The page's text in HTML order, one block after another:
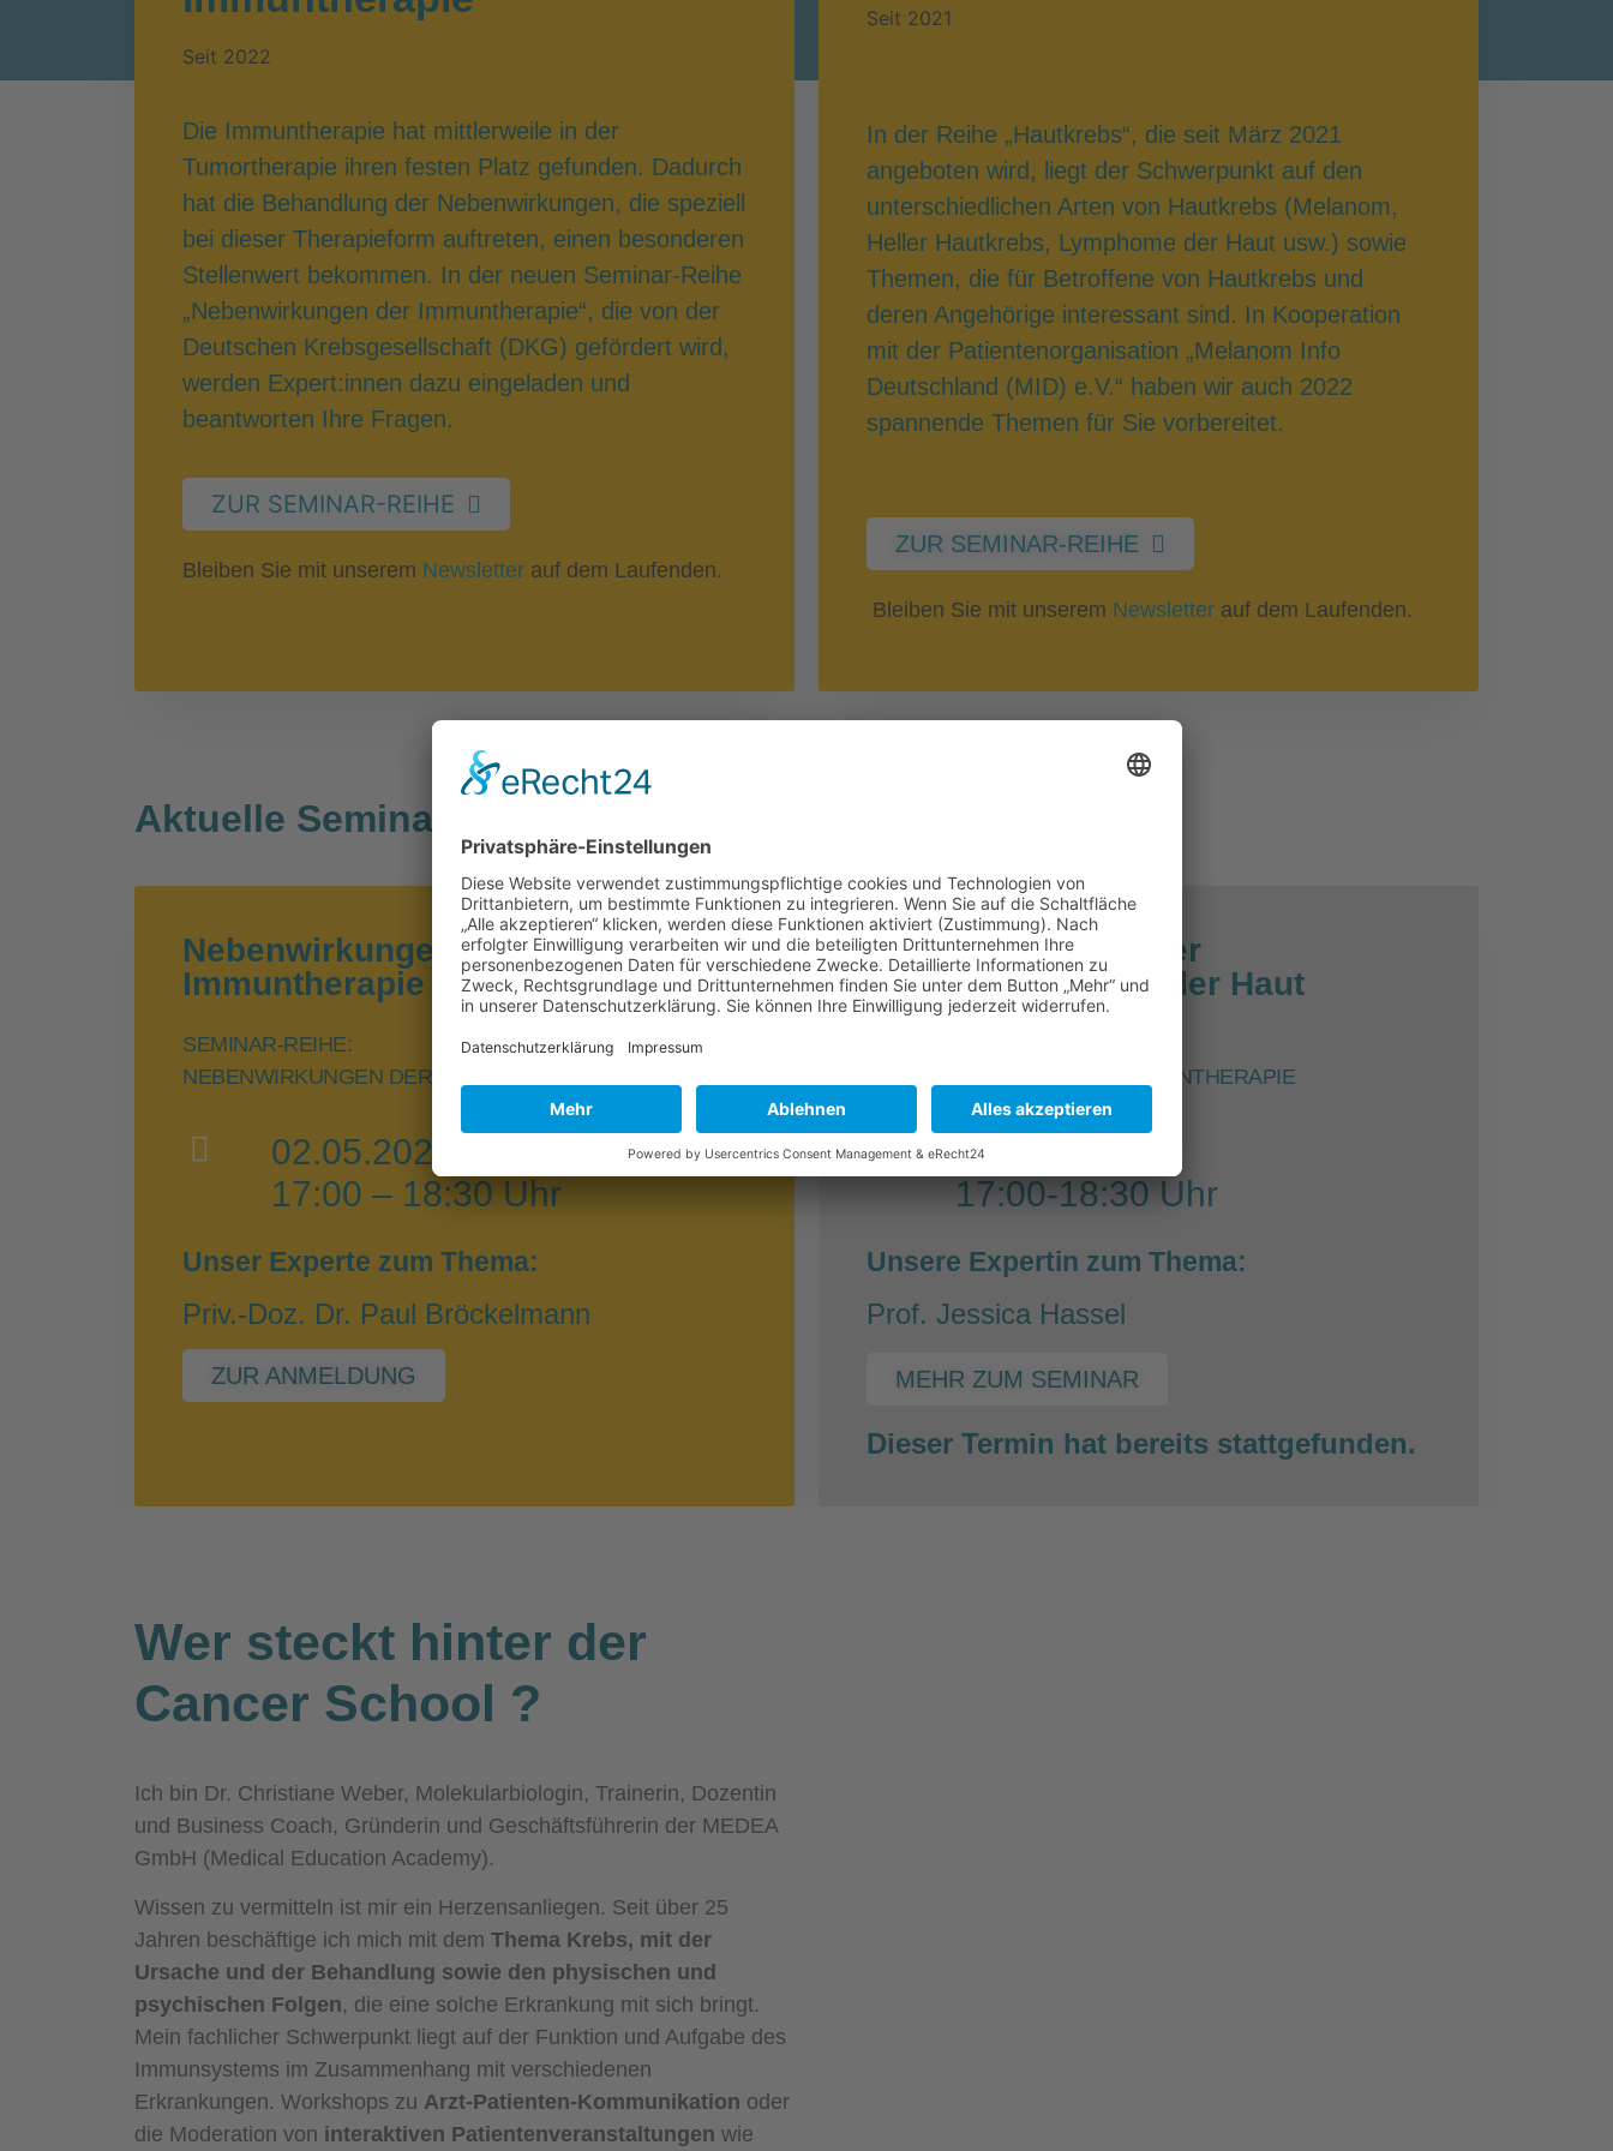
Seit 2022
Die Immuntherapie hat mittlerweile in der
Tumortherapie ihren festen Platz gefunden. Dadurch
hat die Behandlung der Nebenwirkungen, die speziell
bei dieser Therapieform auftreten, einen besonderen
Stellenwert bekommen. In der neuen Seminar-Reihe
„Nebenwirkungen der Immuntherapie“, die von der
Deutschen Krebsgesellschaft (DKG) gefördert wird,
werden Expert:innen dazu eingeladen und
beantworten Ihre Fragen.
ZUR SEMINAR-REIHE
Bleiben Sie mit unserem Newsletter auf dem Laufenden.
Seit 2021
In der Reihe „Hautkrebs“, die seit März 2021
angeboten wird, liegt der Schwerpunkt auf den
unterschiedlichen Arten von Hautkrebs (Melanom,
Heller Hautkrebs, Lymphome der Haut usw.) sowie
Themen, die für Betroffene von Hautkrebs und
deren Angehörige interessant sind. In Kooperation
mit der Patientenorganisation „Melanom Info
Deutschland (MID) e.V.“ haben wir auch 2022
spannende Themen für Sie vorbereitet.
ZUR SEMINAR-REIHE
Bleiben Sie mit unserem Newsletter auf dem Laufenden.
Aktuelle Seminare
Nebenwirkungen der
Immuntherapie an den Blutzellen
SEMINAR-REIHE:
NEBENWIRKUNGEN DER IMMUNTHERAPIE
02.05.2023
17:00 – 18:30 Uhr
Unser Experte zum Thema:
Priv.-Doz. Dr. Paul Bröckelmann
ZUR ANMELDUNG
Nebenwirkungen der
Immuntherapie an der Haut
NEBENWIRKUNGEN DER IMMUNTHERAPIE
30.03.2023
17:00-18:30 Uhr
Unsere Expertin zum Thema:
Prof. Jessica Hassel
MEHR ZUM SEMINAR
Dieser Termin hat bereits stattgefunden.
Wer steckt hinter der
Cancer School ?
Ich bin Dr. Christiane Weber, Molekularbiologin, Trainerin, Dozentin
und Business Coach, Gründerin und Geschäftsführerin der MEDEA
GmbH (Medical Education Academy).
Wissen zu vermitteln ist mir ein Herzensanliegen. Seit über 25
Jahren beschäftige ich mich mit dem Thema Krebs, mit der
Ursache und der Behandlung sowie den physischen und
psychischen Folgen, die eine solche Erkrankung mit sich bringt.
Mein fachlicher Schwerpunkt liegt auf der Funktion und Aufgabe des
Immunsystems im Zusammenhang mit verschiedenen
Erkrankungen. Workshops zu Arzt-Patienten-Kommunikation oder
die Moderation von interaktiven Patientenveranstaltungen wie